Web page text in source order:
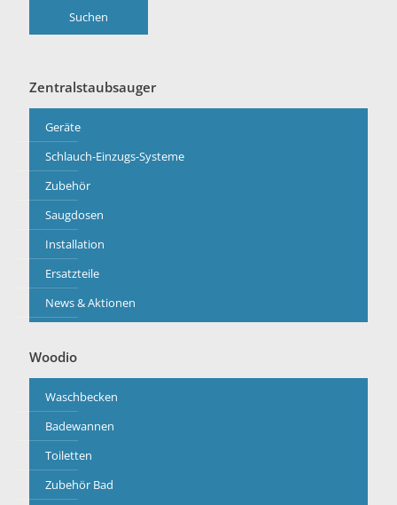
Suchen
Zentralstaubsauger
Geräte
Schlauch-Einzugs-Systeme
Zubehör
Saugdosen
Installation
Ersatzteile
News & Aktionen
Woodio
Waschbecken
Badewannen
Toiletten
Zubehör Bad